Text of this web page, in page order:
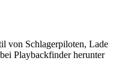
von Schlagerpiloten, Lade
Playbackfinder herunter